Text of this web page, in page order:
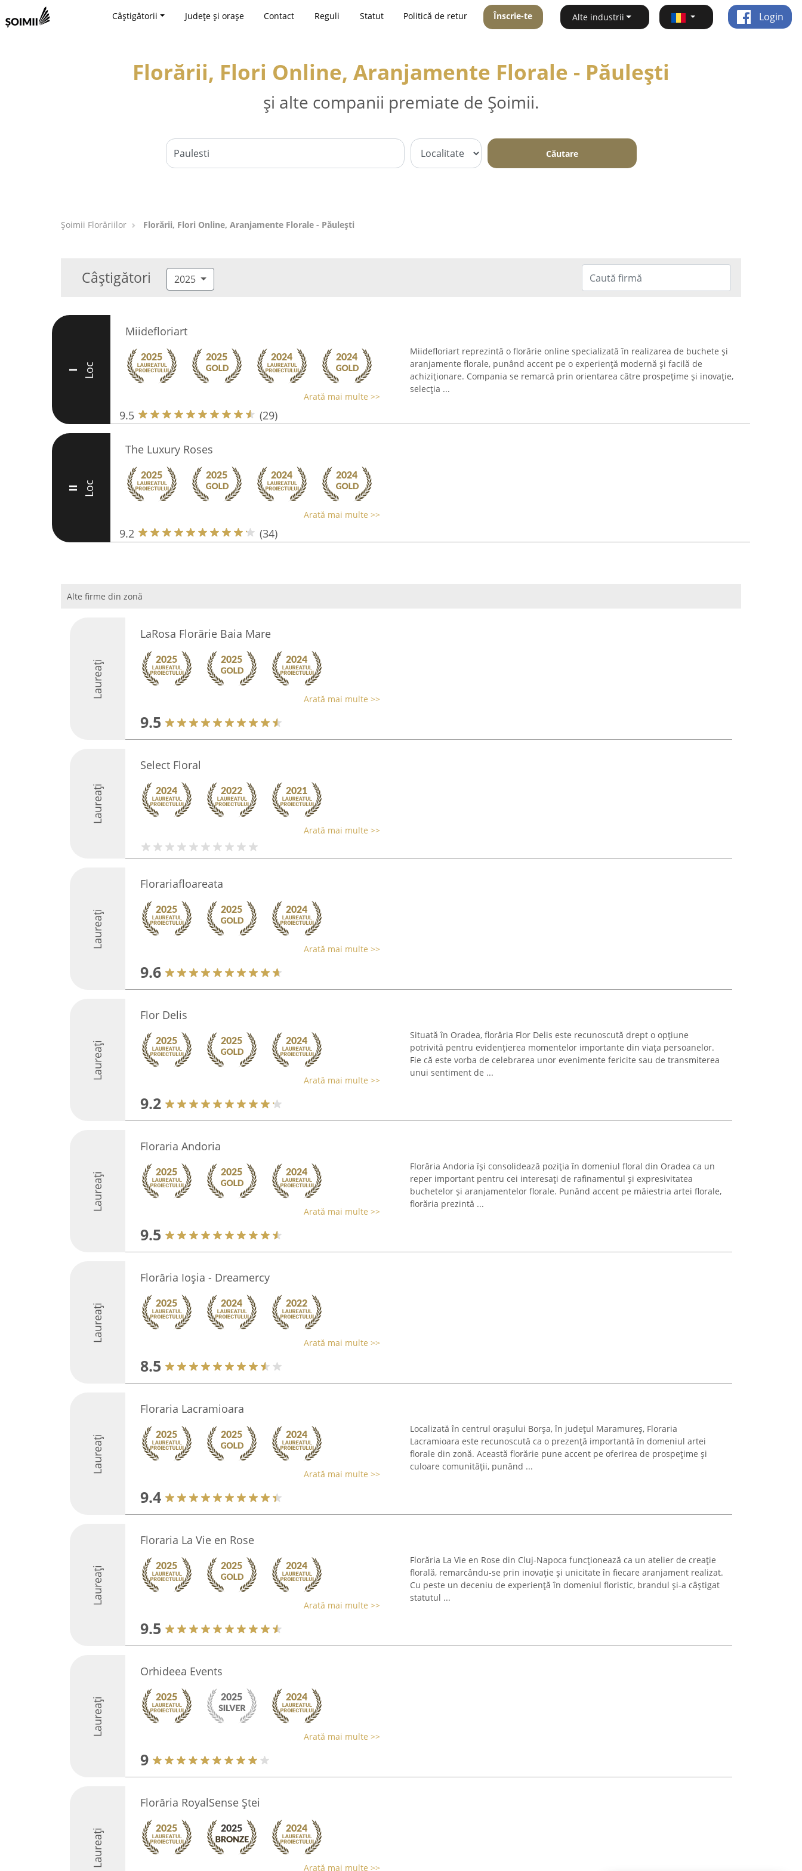
Câștigătorii Județe și orașe Contact Reguli Statut Politică de retur Înscrie-te Alte industrii Login
Florării, Flori Online, Aranjamente Florale - Păuleşti
și alte companii premiate de Șoimii.
Căutare
Șoimii Florăriilor Florării, Flori Online, Aranjamente Florale - Păuleşti
Câștigători 2025
I Loc
Miidefloriart
Arată mai multe >>
9.5 (29)
Miidefloriart reprezintă o florărie online specializată în realizarea de buchete și
aranjamente florale, punând accent pe o experiență modernă și facilă de
achiziționare. Compania se remarcă prin orientarea către prospețime și inovație,
selecția ...
II Loc
The Luxury Roses
Arată mai multe >>
9.2 (34)
Alte firme din zonă
Laureați
LaRosa Florărie Baia Mare
Arată mai multe >>
9.5
Laureați
Select Floral
Arată mai multe >>
Laureați
Florariafloareata
Arată mai multe >>
9.6
Laureați
Flor Delis
Arată mai multe >>
9.2
Situată în Oradea, florăria Flor Delis este recunoscută drept o opțiune
potrivită pentru evidențierea momentelor importante din viața persoanelor.
Fie că este vorba de celebrarea unor evenimente fericite sau de transmiterea
unui sentiment de ...
Laureați
Floraria Andoria
Arată mai multe >>
9.5
Florăria Andoria își consolidează poziția în domeniul floral din Oradea ca un
reper important pentru cei interesați de rafinamentul și expresivitatea
buchetelor și aranjamentelor florale. Punând accent pe măiestria artei florale,
florăria prezintă ...
Laureați
Florăria Ioşia - Dreamercy
Arată mai multe >>
8.5
Laureați
Floraria Lacramioara
Arată mai multe >>
9.4
Localizată în centrul orașului Borșa, în județul Maramureș, Floraria
Lacramioara este recunoscută ca o prezență importantă în domeniul artei
florale din zonă. Această florărie pune accent pe oferirea de prospețime și
culoare comunității, punând ...
Laureați
Floraria La Vie en Rose
Arată mai multe >>
9.5
Florăria La Vie en Rose din Cluj-Napoca funcționează ca un atelier de creație
florală, remarcându-se prin inovație și unicitate în fiecare aranjament realizat.
Cu peste un deceniu de experiență în domeniul floristic, brandul și-a câștigat
statutul ...
Laureați
Orhideea Events
Arată mai multe >>
9
Laureați
Florăria RoyalSense Ștei
Arată mai multe >>